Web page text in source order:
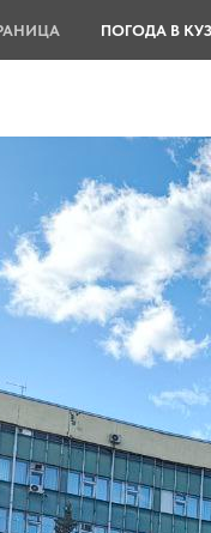
ПОГОДА В